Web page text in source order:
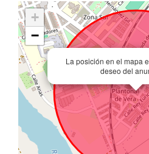
La posición en el mapa
deseo del
+
−